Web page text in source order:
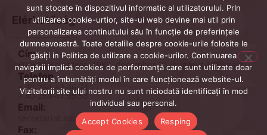
Elérhetőség
Cím
400604 Kolozsvár, 1989. december 21. sugárút 128 szám.
Telefon
+ 40-264-42.46.74
+ 40-264-41.99.58
Email:
secretariat.socasis@ubbcluj.ro
Fax:
sunt stocate în dispozitivul informatic al utilizatorului. PrIn
utilizarea cookie-urtior, site-ui web devine mai util prin
personalizarea continutului său în funcție de preferințele
dumneavoastră. Toate detaliile despre cookie-urile folosite le
găsiți in Politica de utilizare a cookie-urilor. Continuarea
navigării implică cookies de performanță care sunt utilizate doar
pentru a îmbunătăți modul în care funcționează website-ul.
Vizitatorii site ului nostru nu sunt niciodată identificați în mod
individual sau personal.
Accept Cookies
Resping